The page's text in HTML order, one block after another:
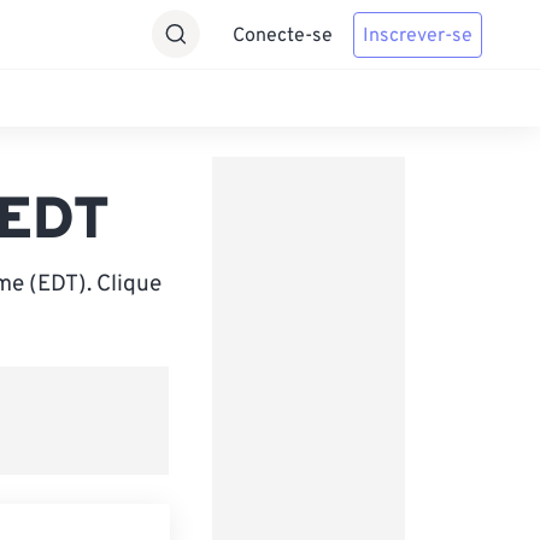
Conecte-se Inscrever-se
(EDT). Clique